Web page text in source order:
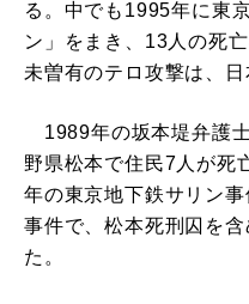
る。中でも1995年に東
ン」をまき、13人の死
未曽有のテロ攻撃は、日
1989年の坂本堤弁護
野県松本で住民7人が死
年の東京地下鉄サリン
事件で、松本死刑囚を
た。